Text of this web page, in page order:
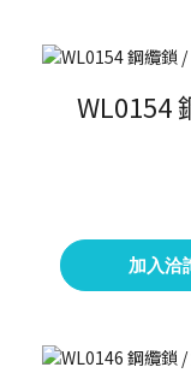
WL0154
加入洽